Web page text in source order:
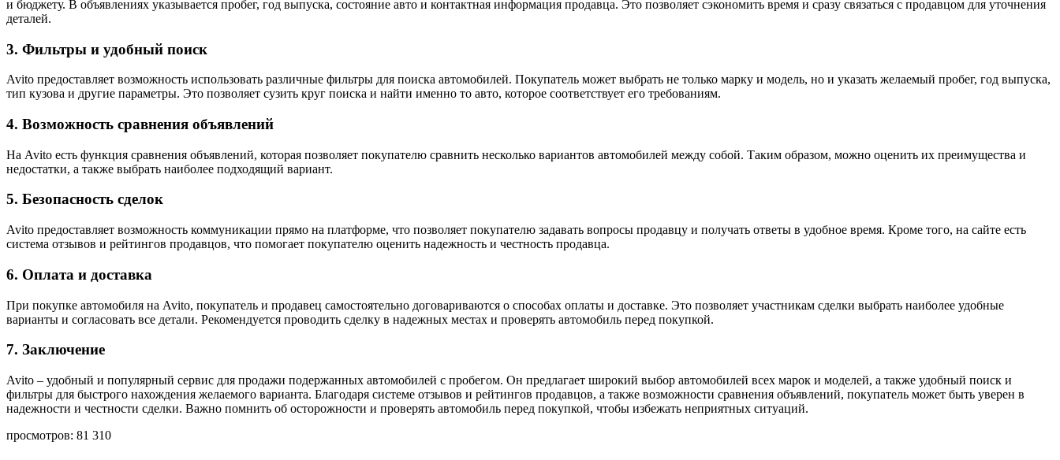
и бюджету. В объявлениях указывается пробег, год выпуска, состояние авто и контактная информация продавца. Это позволяет сэкономить время и сразу связаться с продавцом для уточнения
деталей.
3. Фильтры и удобный поиск
Avito предоставляет возможность использовать различные фильтры для поиска автомобилей. Покупатель может выбрать не только марку и модель, но и указать желаемый пробег, год выпуска,
тип кузова и другие параметры. Это позволяет сузить круг поиска и найти именно то авто, которое соответствует его требованиям.
4. Возможность сравнения объявлений
На Avito есть функция сравнения объявлений, которая позволяет покупателю сравнить несколько вариантов автомобилей между собой. Таким образом, можно оценить их преимущества и
недостатки, а также выбрать наиболее подходящий вариант.
5. Безопасность сделок
Avito предоставляет возможность коммуникации прямо на платформе, что позволяет покупателю задавать вопросы продавцу и получать ответы в удобное время. Кроме того, на сайте есть
система отзывов и рейтингов продавцов, что помогает покупателю оценить надежность и честность продавца.
6. Оплата и доставка
При покупке автомобиля на Avito, покупатель и продавец самостоятельно договариваются о способах оплаты и доставке. Это позволяет участникам сделки выбрать наиболее удобные
варианты и согласовать все детали. Рекомендуется проводить сделку в надежных местах и проверять автомобиль перед покупкой.
7. Заключение
Avito – удобный и популярный сервис для продажи подержанных автомобилей с пробегом. Он предлагает широкий выбор автомобилей всех марок и моделей, а также удобный поиск и
фильтры для быстрого нахождения желаемого варианта. Благодаря системе отзывов и рейтингов продавцов, а также возможности сравнения объявлений, покупатель может быть уверен в
надежности и честности сделки. Важно помнить об осторожности и проверять автомобиль перед покупкой, чтобы избежать неприятных ситуаций.
просмотров: 81 310